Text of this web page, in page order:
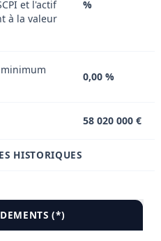
et l'actif
à la valeur
%
0,00 %
58 020 000 €
HISTORIQUES
(*)